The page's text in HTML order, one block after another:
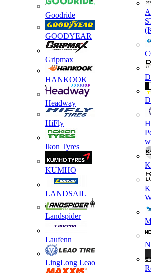
Goodride
GOODYEAR
Gripmax
HANKOOK
Headway
HiFly
Ikon Tyres
KUMHO
LANDSAIL
Landspider
Laufenn
LingLong Leao